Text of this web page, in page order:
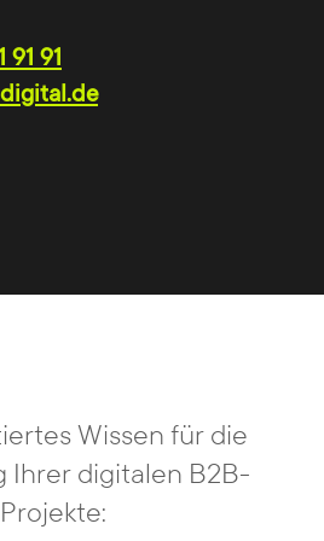
Arbeitsschritte weg,
Mehrwert schaffen.
91 91
Wissen für die
Ihrer digitalen B2B-
Projekte: